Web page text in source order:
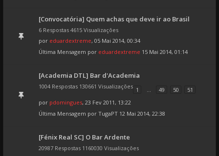
[Convocatória] Quem achas que deve ir ao Brasil
6 Respostas 4615 Visualizações
por eduardextreme, 05 Mai 2014, 00:34
Última Mensagem por eduardextreme 15 Mai 2014, 01:14
[Academia DTL] Bar d'Academia
1004 Respostas 130661 Visualizações 1 ... 49 50
51
por pdomingues, 23 Fev 2011, 13:22
Última Mensagem por TugaPT 12 Mai 2014, 22:38
[Fénix Real SC] O Bar Ardente
20987 Respostas 1160030 Visualizações